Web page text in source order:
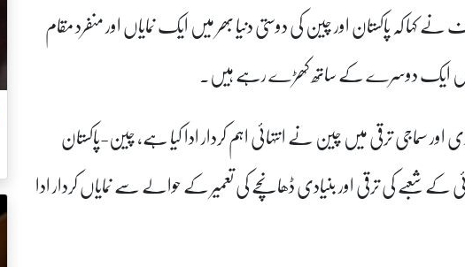
کہ پاکستان اور چین کی دوستی دنیا بھر میں ایک نمایاں اور منفرد مقام
میں ایک دوسرے کے ساتھ کھڑے رہے ہیں۔
اور سماجی ترقی میں چین نے انتہائی اہم کردار ادا کیا ہے، چین-پاکستان
کے شعبے کی ترقی اور بنیادی ڈھانچے کی تعمیر کے حوالے سے نمایاں کردار ادا